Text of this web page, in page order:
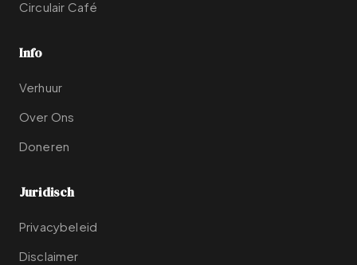
Circulair Café
Info
Verhuur
Over Ons
Doneren
Juridisch
Privacybeleid
Disclaimer